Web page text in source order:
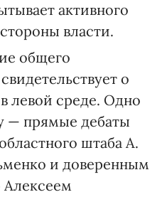
активного
власти.
общего
о
левой среде. Одно
— прямые дебаты
штаба А.
и доверенным